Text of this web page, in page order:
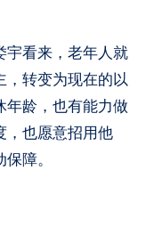
宇看来，老年人就
，转变为现在的以
年龄，也有能力做
，也愿意招用他
障。